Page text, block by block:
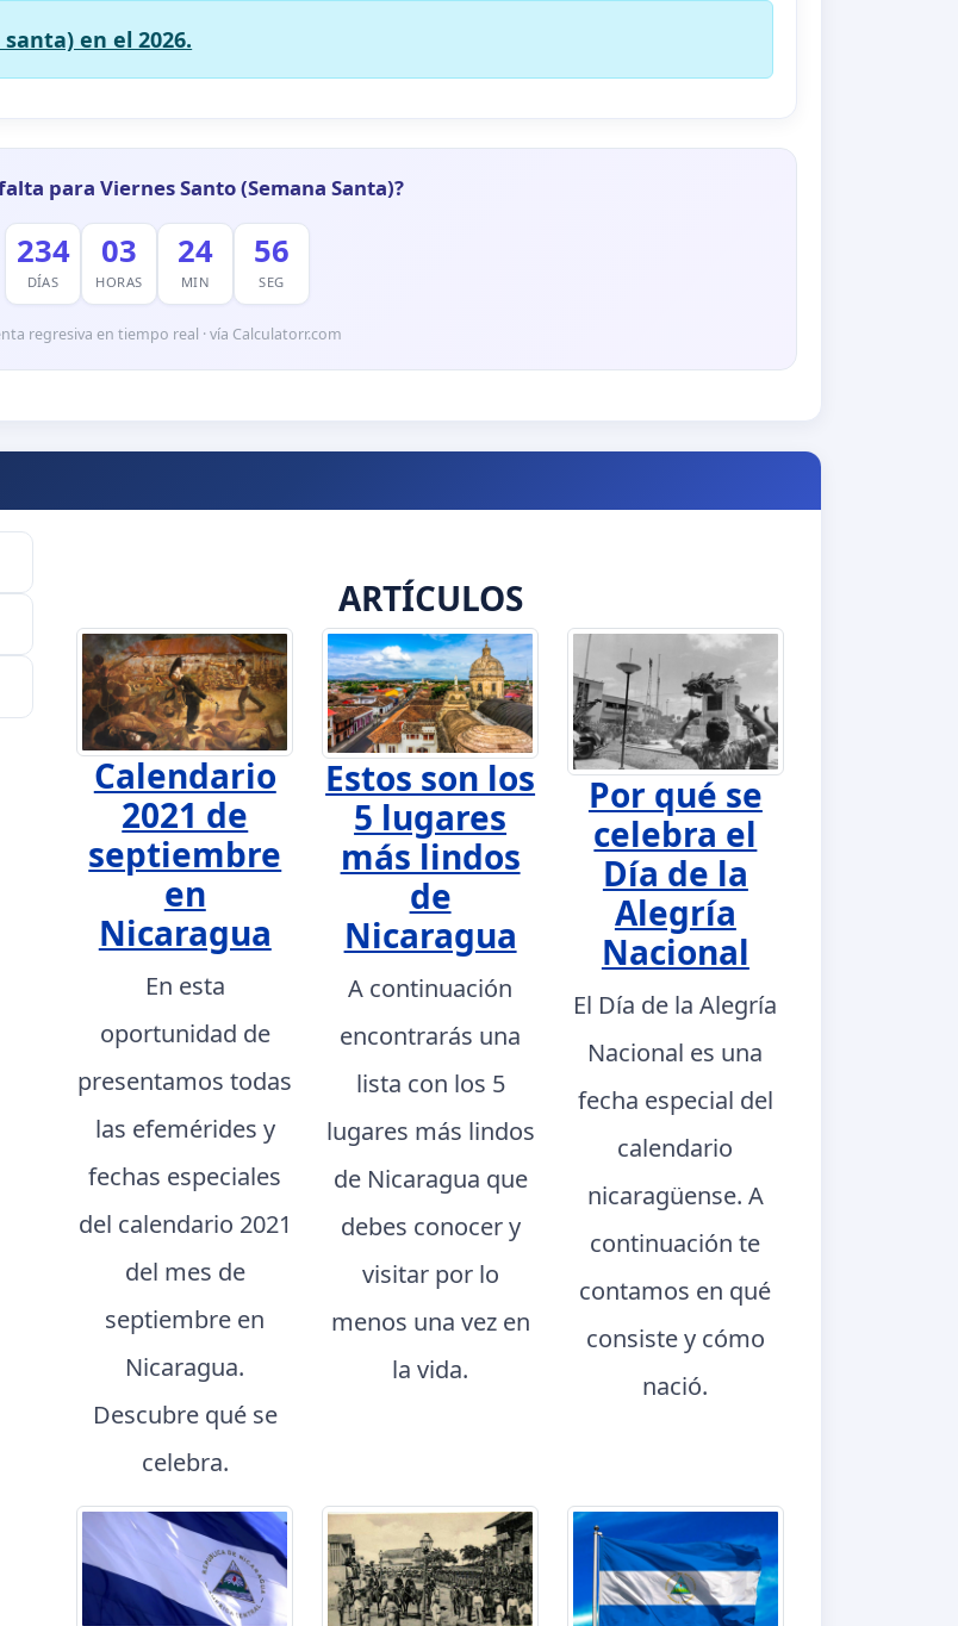
en el 2026.
para Viernes Santo (Semana Santa)?
234
DÍAS
03
HORAS
24
MIN
55
SEG
regresiva en tiempo real · vía Calculatorr.com
ARTÍCULOS
Calendario
2021 de
septiembre
en
Nicaragua
En esta
oportunidad de
presentamos todas
las efemérides y
fechas especiales
del calendario 2021
del mes de
septiembre en
Nicaragua.
Descubre qué se
celebra.
Estos son los
5 lugares
más lindos
de
Nicaragua
A continuación
encontrarás una
lista con los 5
lugares más lindos
de Nicaragua que
debes conocer y
visitar por lo
menos una vez en
la vida.
Por qué se
celebra el
Día de la
Alegría
Nacional
El Día de la Alegría
Nacional es una
fecha especial del
calendario
nicaragüense. A
continuación te
contamos en qué
consiste y cómo
nació.